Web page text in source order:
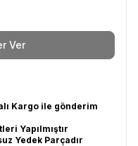
Ver
Kargo ile gönderim
Yapılmıştır
Yedek Parçadır